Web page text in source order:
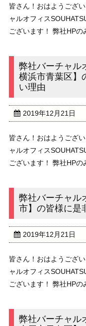
皆さん！おはようござ
ャルオフィス
ございます！ 弊社HPの
”弊社バーチャルオフィ
弊社バーチャル
横浜市青葉区】
い理由
2019年12月21日
皆さん！おはようござ
ャルオフィス
ございます！ 弊社HPの
”弊社バーチャルオフィ
弊社バーチャル
市】の皆様に是
2019年12月21日
皆さん！おはようござ
ャルオフィス
ございます！ 弊社HPの
”弊社バーチャルオフィ
弊社バーチャル